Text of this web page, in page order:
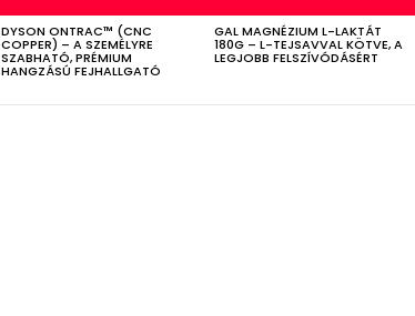
DYSON ONTRAC™ (CNC
COPPER) – A SZEMÉLYRE
SZABHATÓ, PRÉMIUM
HANGZÁSÚ FEJHALLGATÓ
GAL MAGNÉZIUM L-LAKTÁT
180G – L-TEJSAVVAL KÖTVE, A
LEGJOBB FELSZÍVÓDÁSÉRT